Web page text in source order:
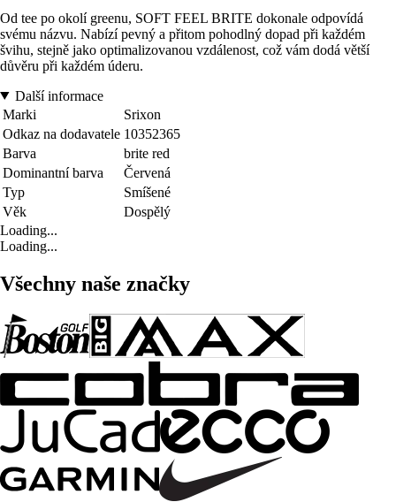
Od tee po okolí greenu, SOFT FEEL BRITE dokonale odpovídá
svému názvu. Nabízí pevný a přitom pohodlný dopad při každém
švihu, stejně jako optimalizovanou vzdálenost, což vám dodá větší
důvěru při každém úderu.
Další informace
Marki
Srixon
Odkaz na dodavatele 10352365
Barva
brite red
Dominantní barva
Červená
Typ
Smíšené
Věk
Dospělý
Loading...
Loading...
Všechny naše značky